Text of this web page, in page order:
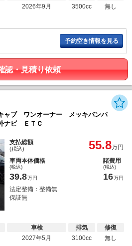
2026年9月
3500cc
無し
予約空き情報を見る
認・見積り依頼
ャブ ワンオーナー メッキバンパ
ナビ ＥＴＣ
支払総額
(税込) 55.8万円
車両本体価格
(税込)
39.8万円
諸費用
(税込)
16万円
法定整備：整備無
保証無
車検
2027年5月
排気
3100cc
修復
無し